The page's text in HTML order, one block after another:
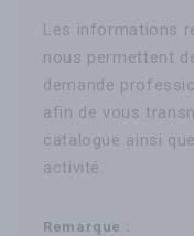
Les informations
nous permettent
demande
afin de vous
catalogue ainsi
activité.
Remarque :